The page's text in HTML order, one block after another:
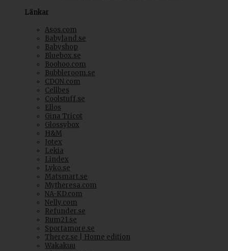
Länkar
Asos.com
Babyland.se
Babyshop
Bluebox.se
Boohoo.com
Bubbleroom.se
CDON.com
Cellbes
Coolstuff.se
Ellos
Gina Tricot
Glossybox
H&M
Jotex
Lekia
Lindex
Lyko.se
Matsmart.se
Mytheresa.com
NA-KD.com
Nelly.com
Refunder.se
Rum21.se
Sportamore.se
Therez.se | Home edition
Wakakuu